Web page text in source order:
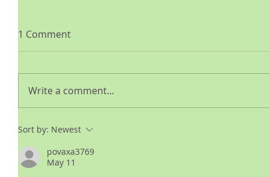
1 Comment
Write a comment...
Sort by: Newest
povaxa3769
May 11